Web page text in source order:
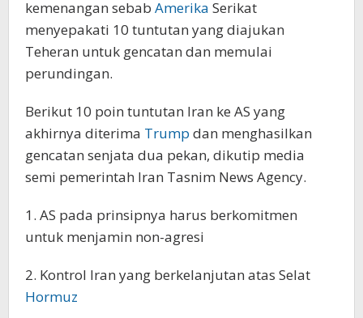
kemenangan sebab Amerika Serikat
menyepakati 10 tuntutan yang diajukan
Teheran untuk gencatan dan memulai
perundingan.
Berikut 10 poin tuntutan Iran ke AS yang
akhirnya diterima Trump dan menghasilkan
gencatan senjata dua pekan, dikutip media
semi pemerintah Iran Tasnim News Agency.
1. AS pada prinsipnya harus berkomitmen
untuk menjamin non-agresi
2. Kontrol Iran yang berkelanjutan atas Selat
Hormuz